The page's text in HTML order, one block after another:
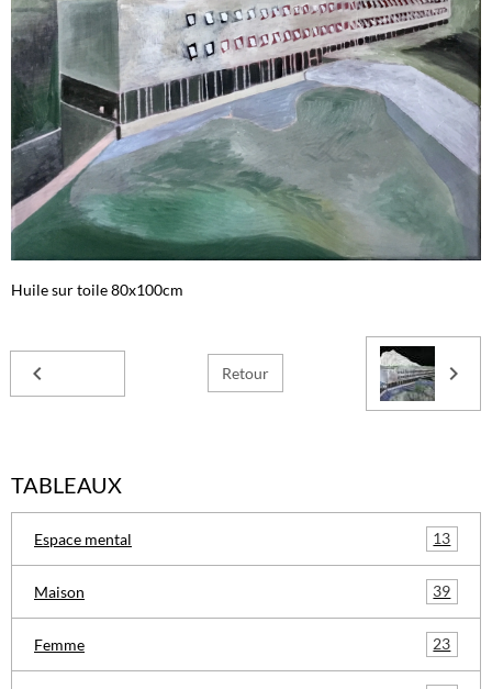
Huile sur toile 80x100cm
Retour
TABLEAUX
Espace mental 13
Maison 39
Femme 23